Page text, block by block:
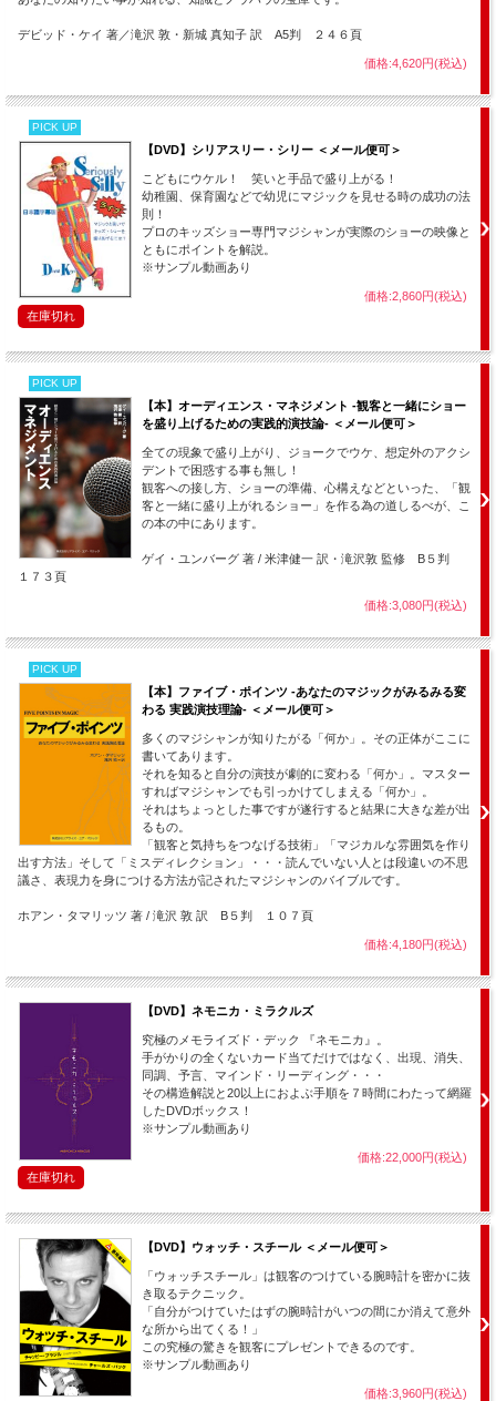
デビッド・ケイ 著／滝沢 敦・新城 真知子 訳 A5判 ２４６頁
価格:4,620円(税込)
PICK UP
【DVD】シリアスリー・シリー ＜メール便可＞
こどもにウケル！ 笑いと手品で盛り上がる！
幼稚園、保育園などで幼児にマジックを見せる時の成功の法
則！
プロのキッズショー専門マジシャンが実際のショーの映像と
ともにポイントを解説。
※サンプル動画あり
価格:2,860円(税込)
在庫切れ
PICK UP
【本】オーディエンス・マネジメント -観客と一緒にショー
を盛り上げるための実践的演技論- ＜メール便可＞
全ての現象で盛り上がり、ジョークでウケ、想定外のアクシ
デントで困惑する事も無し！
観客への接し方、ショーの準備、心構えなどといった、「観
客と一緒に盛り上がれるショー」を作る為の道しるべが、こ
の本の中にあります。
ゲイ・ユンバーグ 著 / 米津健一 訳・滝沢敦 監修 B５判
１７３頁
価格:3,080円(税込)
PICK UP
【本】ファイブ・ポインツ -あなたのマジックがみるみる変
わる 実践演技理論- ＜メール便可＞
多くのマジシャンが知りたがる「何か」。その正体がここに
書いてあります。
それを知ると自分の演技が劇的に変わる「何か」。マスター
すればマジシャンでも引っかけてしまえる「何か」。
それはちょっとした事ですが遂行すると結果に大きな差が出
るもの。
「観客と気持ちをつなげる技術」「マジカルな雰囲気を作り
出す方法」そして「ミスディレクション」・・・読んでいない人とは段違いの不思
議さ、表現力を身につける方法が記されたマジシャンのバイブルです。
ホアン・タマリッツ 著 / 滝沢 敦 訳 B５判 １０７頁
価格:4,180円(税込)
【DVD】ネモニカ・ミラクルズ
究極のメモライズド・デック 『ネモニカ』。
手がかりの全くないカード当てだけではなく、出現、消失、
同調、予言、マインド・リーディング・・・
その構造解説と20以上におよぶ手順を７時間にわたって網羅
したDVDボックス！
※サンプル動画あり
価格:22,000円(税込)
在庫切れ
【DVD】ウォッチ・スチール ＜メール便可＞
「ウォッチスチール」は観客のつけている腕時計を密かに抜
き取るテクニック。
「自分がつけていたはずの腕時計がいつの間にか消えて意外
な所から出てくる！」
この究極の驚きを観客にプレゼントできるのです。
※サンプル動画あり
価格:3,960円(税込)